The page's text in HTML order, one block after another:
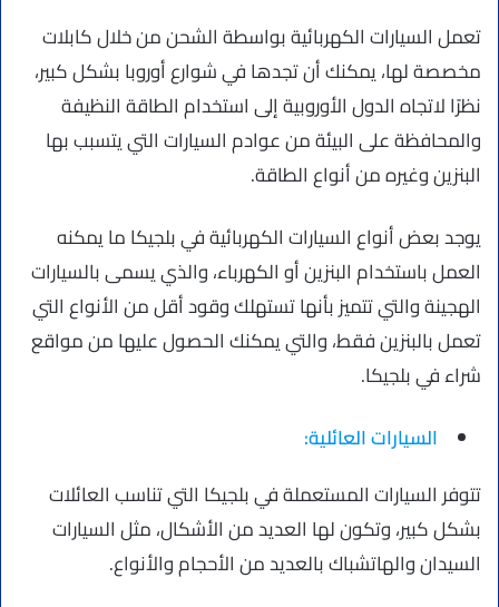
تعمل السيارات الكهربائية بواسطة الشحن من خلال كابلات
مخصصة لها، يمكنك أن تجدها في شوارع أوروبا بشكل كبير،
نظرًا لاتجاه الدول الأوروبية إلى استخدام الطاقة النظيفة
والمحافظة على البيئة من عوادم السيارات التي يتسبب بها
البنزين وغيره من أنواع الطاقة.
يوجد بعض أنواع السيارات الكهربائية في بلجيكا ما يمكنه
العمل باستخدام البنزين أو الكهرباء، والذي يسمى بالسيارات
الهجينة والتي تتميز بأنها تستهلك وقود أقل من الأنواع التي
تعمل بالبنزين فقط، والتي يمكنك الحصول عليها من مواقع
شراء في بلجيكا.
السيارات العائلية:
تتوفر السيارات المستعملة في بلجيكا التي تناسب العائلات
بشكل كبير، وتكون لها العديد من الأشكال، مثل السيارات
السيدان والهاتشباك بالعديد من الأحجام والأنواع.